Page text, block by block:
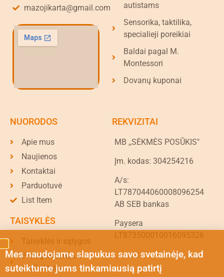
mazojikarta@gmail.com
autistams
Sensorika, taktilika,
specialieji poreikiai
Baldai pagal M.
Montessori
Dovanų kuponai
NUORODOS
Apie mus
Naujienos
Kontaktai
Parduotuvė
List Item
TAISYKLĖS
Taisyklės ir sąlygos
Prekių keitimas ir
grąžinimas
REKVIZITAI
MB ,,SĖKMĖS POSŪKIS"
Įm. kodas: 304254216
A/s:
LT787044060008096254
AB SEB bankas
Paysera
LT873500010016095326
Mes naudojame slapukus savo svetainėje, kad
suteiktume jums tinkamiausią patirtį